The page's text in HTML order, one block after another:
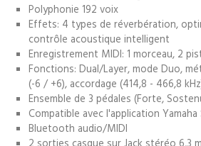
Polyphonie 192 voix
Effets: 4 types de réverbération,
contrôle acoustique intelligent
Enregistrement MIDI: 1 morceau, 2
Fonctions: Dual/Layer, mode Duo,
(-6 / +6), accordage (414,8 - 466,8
Ensemble de 3 pédales (Forte,
Compatible avec l'application Yamaha
Bluetooth audio/MIDI
2 sorties casque sur Jack stéréo 6,3